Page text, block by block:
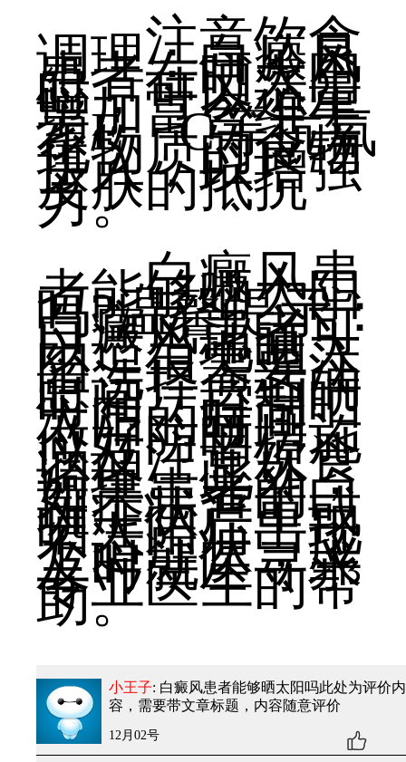
注意饮食
调理：白癜风
患者在晒太阳
时，可以适量
增加富含维生
素E、C等抗氧
化物质的食物
摄入，以增强
皮肤的抵抗
力。
白癜风患
者能够晒太阳
吗?温馨提示：
白癜风患者可
以适当地晒太
阳，但需要注
意选择合适的
时间、控制晒
太阳的时间、
做好防晒措施
以及注意饮食
调理。此外，
如果患者的白
斑症状严重或
晒太阳后出现
不适症状，应
及时就医寻求
专业医生的帮
助。
小王子: 白癜风患者能够晒太阳吗此处为评价内
容，需要带文章标题，内容随意评价
12月02号